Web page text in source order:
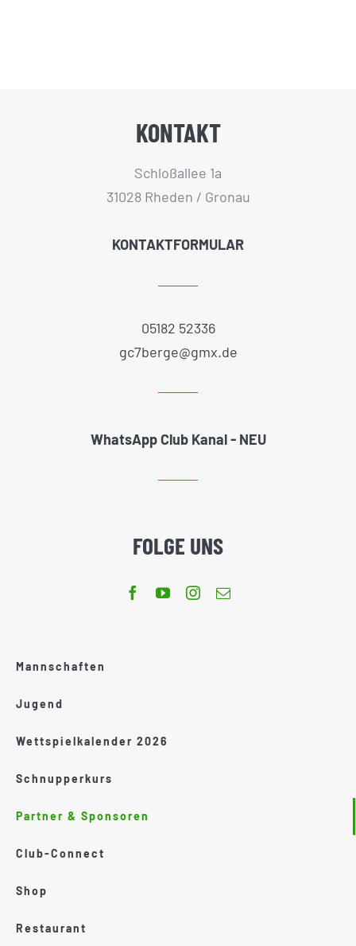
KONTAKT
Schloßallee 1a
31028 Rheden / Gronau
KONTAKTFORMULAR
05182 52336
gc7berge@gmx.de
WhatsApp Club Kanal - NEU
FOLGE UNS
Mannschaften
Jugend
Wettspielkalender 2026
Schnupperkurs
Partner & Sponsoren
Club-Connect
Shop
Restaurant